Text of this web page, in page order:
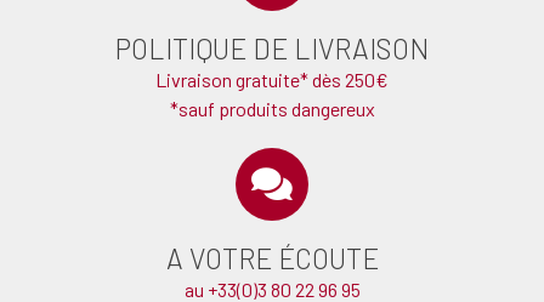
POLITIQUE DE LIVRAISON
Livraison gratuite* dès 250€
*sauf produits dangereux
A VOTRE ÉCOUTE
au +33(0)3 80 22 96 95